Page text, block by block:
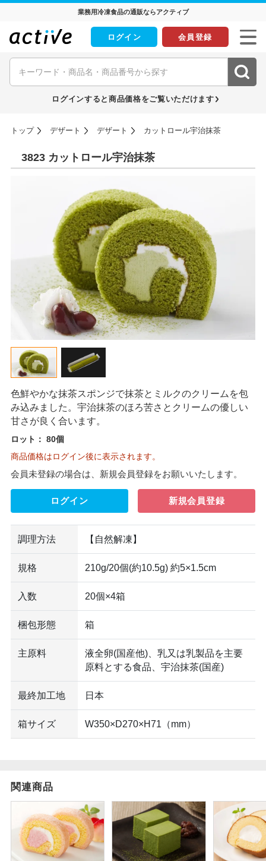
業務用冷凍食品の通販ならアクティブ
ログイン 会員登録
ログインすると商品価格をご覧いただけます
トップ デザート デザート カットロール宇治抹茶
3823 カットロール宇治抹茶
色鮮やかな抹茶スポンジで抹茶とミルクのクリームを包
み込みました。宇治抹茶のほろ苦さとクリームの優しい
甘さが良く合います。
ロット： 80個
商品価格はログイン後に表示されます。
会員未登録の場合は、新規会員登録をお願いいたします。
ログイン 新規会員登録
調理方法 【自然解凍】
規格 210g/20個(約10.5g) 約5×1.5cm
入数 20個×4箱
梱包形態 箱
主原料
液全卵(国産他)、乳又は乳製品を主要
原料とする食品、宇治抹茶(国産)
最終加工地 日本
箱サイズ W350×D270×H71（mm）
関連商品